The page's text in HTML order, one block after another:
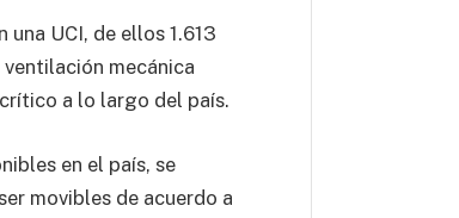
una UCI, de ellos 1.613
mecánica
a lo largo del país.
en el país, se
movibles de acuerdo a